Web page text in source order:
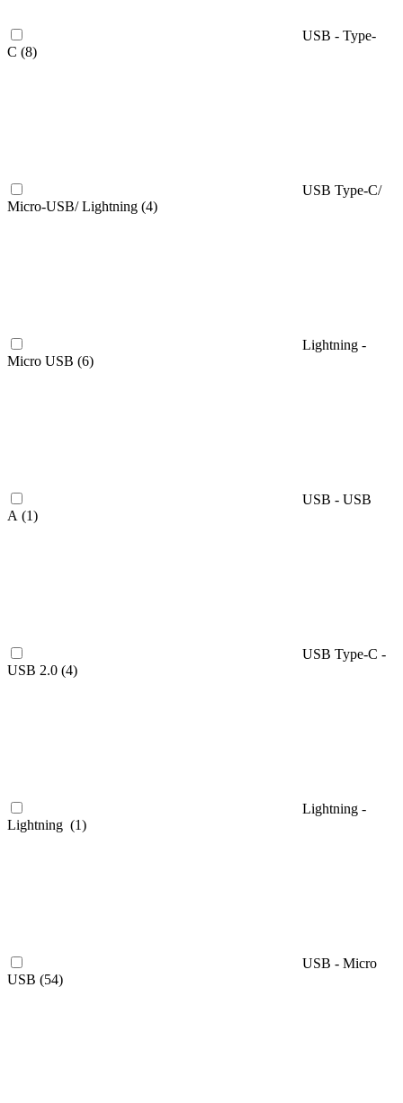
USB - Type-
C (8)
USB Type-C/
Micro-USB/ Lightning (4)
Lightning -
Micro USB (6)
USB - USB
A (1)
USB Type-C -
USB 2.0 (4)
Lightning -
Lightning (1)
USB - Micro
USB (54)